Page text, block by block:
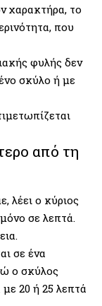
χαρακτήρα, το
που
φυλής δεν
σκύλο ή με
από τη
λέει ο κύριος
σε λεπτά.
σε ένα
ο σκύλος
με 20 ή 25 λεπτά